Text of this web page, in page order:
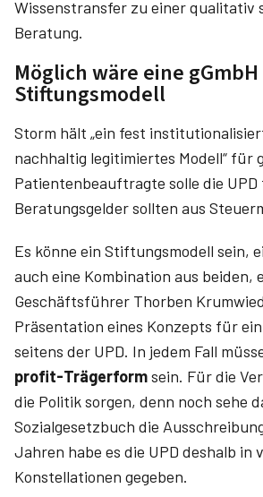
Wissenstransfer zu einer qualitativ
Beratung.
Möglich wäre eine
Stiftungsmodell
Storm hält „ein fest
nachhaltig legitimiertes Modell“ für
Patientenbeauftragte solle die
Beratungsgelder sollten aus
Es könne ein Stiftungsmodell sein,
auch eine Kombination aus beiden,
Geschäftsführer Thorben
Präsentation eines Konzepts für ein
seitens der UPD. In jedem Fall
profit-Trägerformsein. Für die
die Politik sorgen, denn noch sehe
Sozialgesetzbuch die
Jahren habe es die UPD deshalb in
Konstellationen gegeben.